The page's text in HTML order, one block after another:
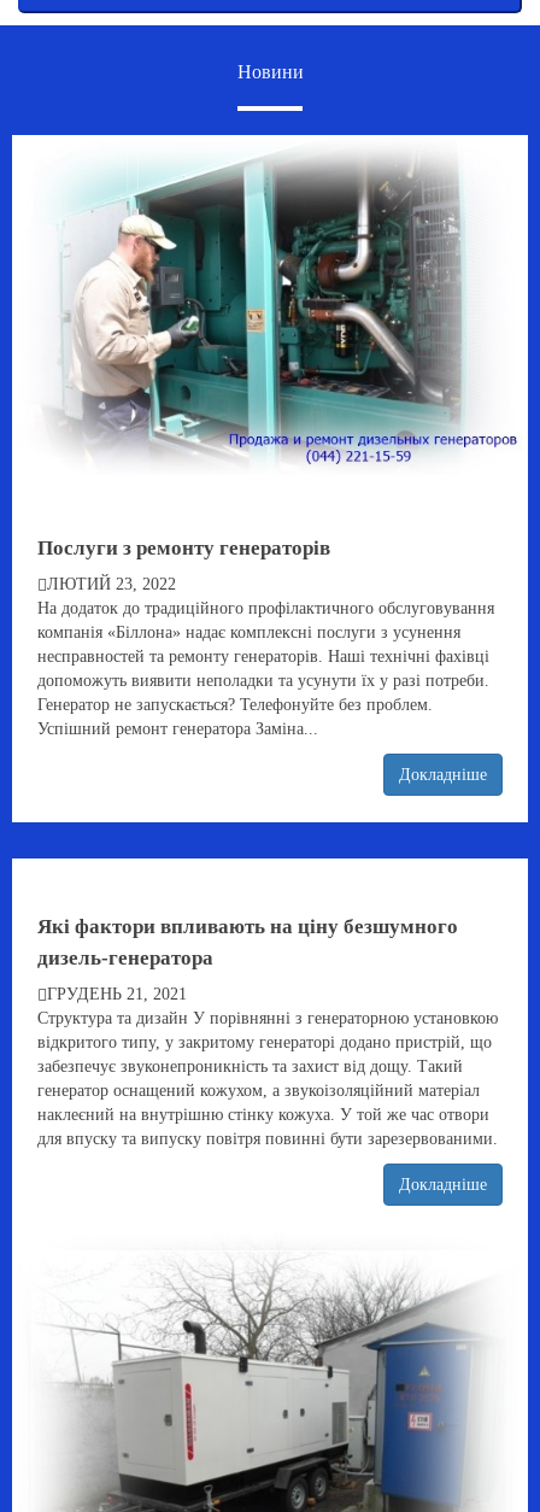
Новини
Послуги з ремонту генераторів
ЛЮТИЙ 23, 2022
На додаток до традиційного профілактичного обслуговування
компанія «Біллона» надає комплексні послуги з усунення
несправностей та ремонту генераторів. Наші технічні фахівці
допоможуть виявити неполадки та усунути їх у разі потреби.
Генератор не запускається? Телефонуйте без проблем.
Успішний ремонт генератора Заміна...
Докладніше
Які фактори впливають на ціну безшумного
дизель-генератора
ГРУДЕНЬ 21, 2021
Структура та дизайн У порівнянні з генераторною установкою
відкритого типу, у закритому генераторі додано пристрій, що
забезпечує звуконепроникність та захист від дощу. Такий
генератор оснащений кожухом, а звукоізоляційний матеріал
наклеєний на внутрішню стінку кожуха. У той же час отвори
для впуску та випуску повітря повинні бути зарезервованими.
Докладніше